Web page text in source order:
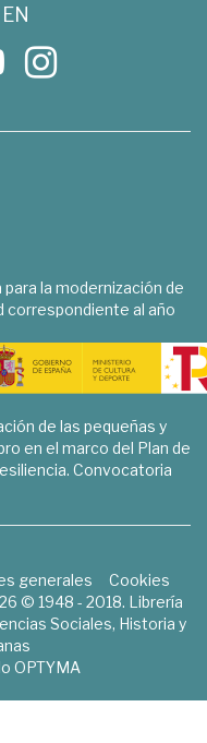
la modernización de
correspondiente al año
de las pequeñas y
en el marco del Plan de
Convocatoria
generales
Cookies
© 1948 - 2018. Librería
Sociales, Historia y
OPTYMA